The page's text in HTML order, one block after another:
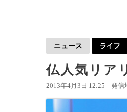
ニュース ライフ
仏人気リア
2013年4月3日 12:25 発信